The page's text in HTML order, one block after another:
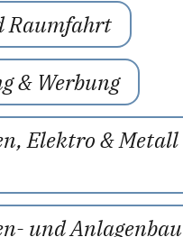
Raumfahrt
& Werbung
Elektro & Metall
und Anlagenbau